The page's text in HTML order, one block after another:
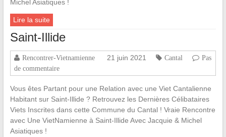
Michel Asiatiques !
Lire la suite
Saint-Illide
Rencontrer-Vietnamienne 21 juin 2021 Cantal
Pas
de commentaire
Vous êtes Partant pour une Relation avec une Viet Cantalienne
Habitant sur Saint-Illide ? Retrouvez les Dernières Célibataires
Viets Inscrites dans cette Commune du Cantal ! Vraie Rencontre
avec Une VietNamienne à Saint-Illide Avec Jacquie & Michel
Asiatiques !